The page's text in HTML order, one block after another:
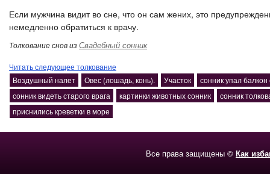
Если мужчина видит во сне, что он сам жених, это
немедленно обратиться к врачу.
Толкование снов изСвадебный сонник
Читать следующее толкование
Воздушный налет
Овес (лошадь, конь). Участок
сонник упал
сонник видеть старого врага
картинки животных сонник
сонник
приснились креветки в море
Все права защищены © Как